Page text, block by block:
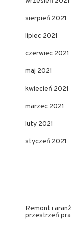
sierpień 2021
lipiec 2021
czerwiec 2021
maj 2021
kwiecień 2021
marzec 2021
luty 2021
styczeń 2021
Remont i
przestrzeń